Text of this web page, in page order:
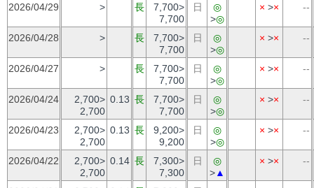
2026/04/29 > 長
7,700>
7,700
日
◎
>◎
× >× --
2026/04/28 > 長
7,700>
7,700
日
◎
>◎
× >× --
2026/04/27 > 長
7,700>
7,700
日
◎
>◎
× >× --
2026/04/24
2,700>
2,700
0.13 長
7,700>
7,700
日
◎
>◎
× >× --
2026/04/23
2,700>
2,700
0.13 長
9,200>
9,200
日
◎
>◎
× >× --
2026/04/22
2,700>
2,700
0.14 長
7,300>
7,300
日
◎
>▲
× >× --